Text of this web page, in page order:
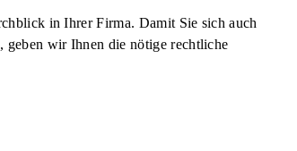
in Ihrer Firma. Damit Sie sich auch
wir Ihnen die nötige rechtliche